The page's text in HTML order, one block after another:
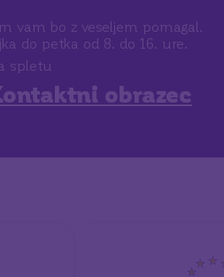
vam bo z veseljem pomagal.
do petka od 8. do 16. ure.
spletu
obrazec